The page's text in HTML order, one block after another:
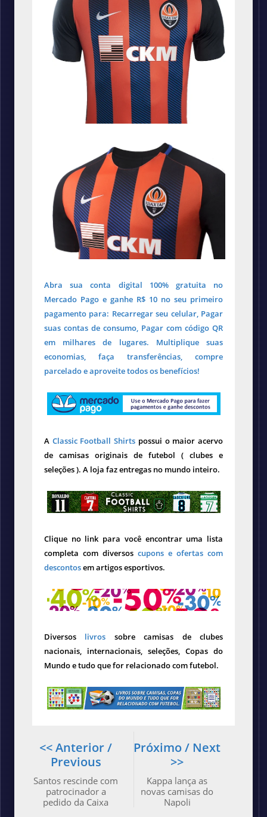
Abra sua conta digital 100% gratuita no
Mercado Pago e ganhe R$ 10 no seu primeiro
pagamento para: Recarregar seu celular, Pagar
suas contas de consumo, Pagar com código QR
em milhares de lugares. Multiplique suas
economias, faça transferências, compre
parcelado e aproveite todos os benefícios!
A Classic Football Shirts possui o maior acervo
de camisas originais de futebol ( clubes e
seleções ). A loja faz entregas no mundo inteiro.
Clique no link para você encontrar uma lista
completa com diversos cupons e ofertas com
descontosem artigos esportivos.
Diversos livros sobre camisas de clubes
nacionais, internacionais, seleções, Copas do
Mundo e tudo que for relacionado com futebol.
Próximo / Next
>>
Kappa lança as
novas camisas do
Napoli
<< Anterior /
Previous
Santos rescinde com
patrocinador a
pedido da Caixa